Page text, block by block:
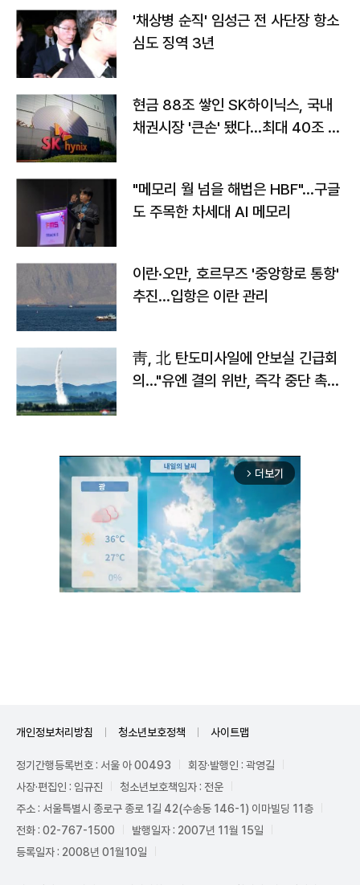
'채상병 순직' 임성근 전 사단장 항소
심도 징역 3년
현금 88조 쌓인 SK하이닉스, 국내
채권시장 '큰손' 됐다…최대 40조 투
"메모리 월 넘을 해법은 HBF"…구글
도 주목한 차세대 AI 메모리
이란·오만, 호르무즈 '중앙항로 통항'
추진…입항은 이란 관리
靑, 北 탄도미사일에 안보실 긴급회
의…"유엔 결의 위반, 즉각 중단 촉
arrow_forward_ios 더보기
개인정보처리방침 청소년보호정책 사이트맵
정기간행등록번호 : 서울 아 00493
회장·발행인 : 곽영길
사장·편집인 : 임규진
청소년보호책임자 : 전운
주소 : 서울특별시 종로구 종로 1길 42(수송동 146-1) 이마빌딩 11층
전화 : 02-767-1500
발행일자 : 2007년 11월 15일
등록일자 : 2008년 01월10일